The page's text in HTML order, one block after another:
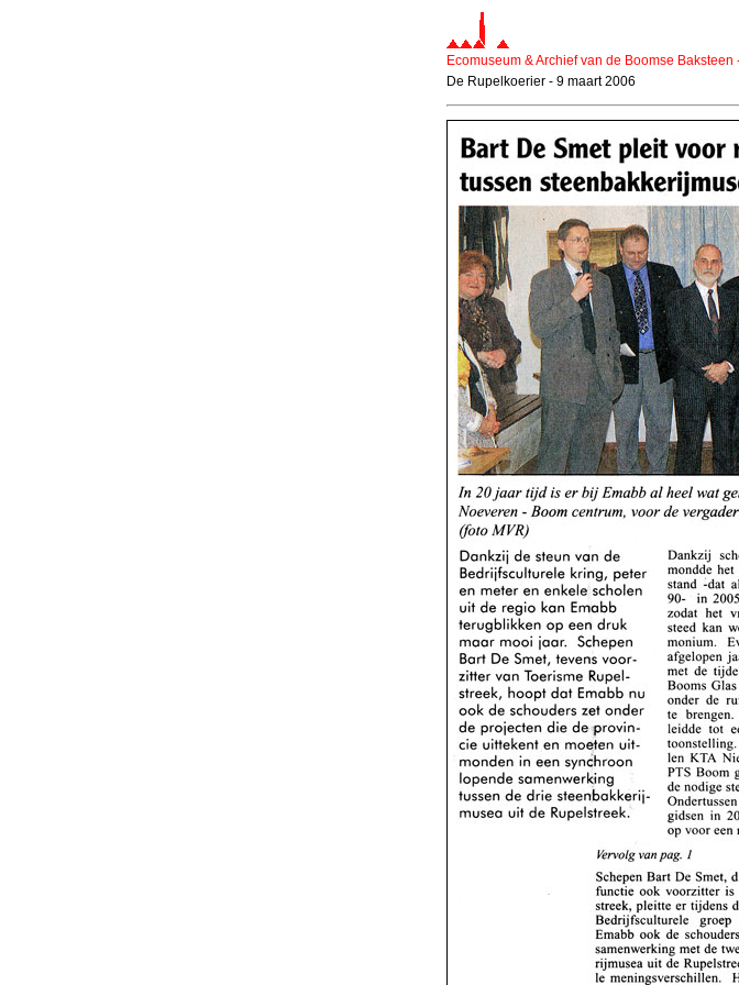
Ecomuseum & Archief van de Boomse Baksteen
De Rupelkoerier - 9 maart 2006